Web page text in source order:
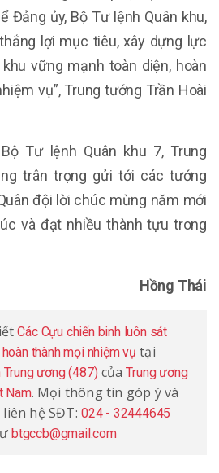
Đảng ủy, Bộ Tư lệnh Quân khu,
lợi mục tiêu, xây dựng lực
vững mạnh toàn diện, hoàn
vụ”, Trung tướng Trần Hoài
Tư lệnh Quân khu 7, Trung
trân trọng gửi tới các tướng
đội lời chúc mừng năm mới
và đạt nhiều thành tựu trong
Hồng Thái
Các Cựu chiến binh luôn sát
thành mọi nhiệm vụ tại
Trung ương (487)củaTrung ương
Nam. Mọi thông tin góp ý và
hệ SĐT: 024 - 32444645
btgccb@gmail.com